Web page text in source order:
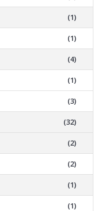
(1)
(1)
(4)
(1)
(3)
(32)
(2)
(2)
(1)
(1)